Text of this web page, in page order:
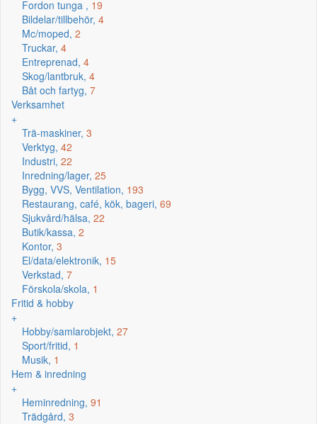
Fordon tunga , 19
Bildelar/tillbehör, 4
Mc/moped, 2
Truckar, 4
Entreprenad, 4
Skog/lantbruk, 4
Båt och fartyg, 7
Verksamhet
+
Trä-maskiner, 3
Verktyg, 42
Industri, 22
Inredning/lager, 25
Bygg, VVS, Ventilation, 193
Restaurang, café, kök, bageri, 69
Sjukvård/hälsa, 22
Butik/kassa, 2
Kontor, 3
El/data/elektronik, 15
Verkstad, 7
Förskola/skola, 1
Fritid & hobby
+
Hobby/samlarobjekt, 27
Sport/fritid, 1
Musik, 1
Hem & inredning
+
Heminredning, 91
Trädgård, 3